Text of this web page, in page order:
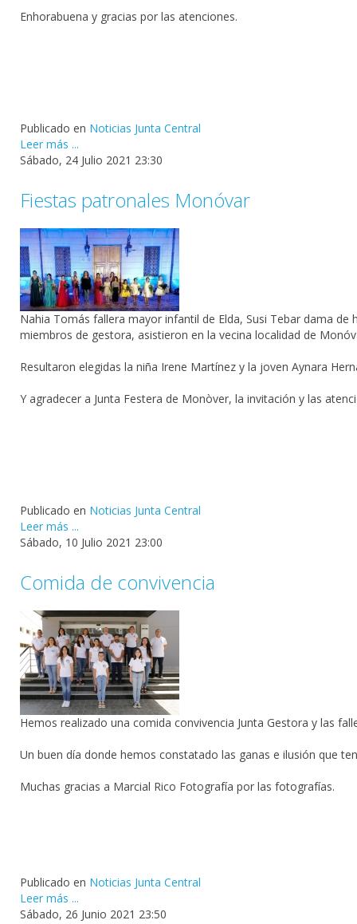
Enhorabuena y gracias por las atenciones.
Publicado en Noticias Junta Central
Leer más ...
Sábado, 24 Julio 2021 23:30
Fiestas patronales Monóvar
Nahia Tomás fallera mayor infantil de Elda, Susi Tebar dama
miembros de gestora, asistieron en la vecina localidad de
Resultaron elegidas la niña Irene Martínez y la joven Aynara
Y agradecer a Junta Festera de Monòver, la invitación y las
Publicado en Noticias Junta Central
Leer más ...
Sábado, 10 Julio 2021 23:00
Comida de convivencia
Hemos realizado una comida convivencia Junta Gestora y las
Un buen día donde hemos constatado las ganas e ilusión que
Muchas gracias a Marcial Rico Fotografía por las fotografías.
Publicado en Noticias Junta Central
Leer más ...
Sábado, 26 Junio 2021 23:50